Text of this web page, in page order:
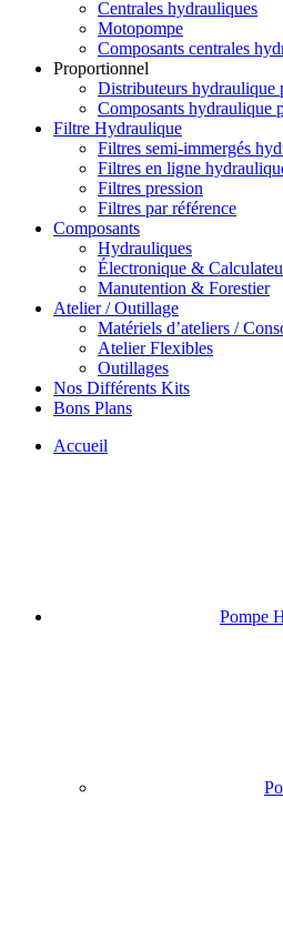
Centrales hydrauliques
Motopompe
Composants centrales
Proportionnel
Distributeurs hydraulique
Composants hydraulique
Filtre Hydraulique
Filtres semi-immergés
Filtres en ligne
Filtres pression
Filtres par référence
Composants
Hydrauliques
Électronique &
Manutention & Forestier
Atelier / Outillage
Matériels d’ateliers /
Atelier Flexibles
Outillages
Nos Différents Kits
Bons Plans
Accueil
Pompe